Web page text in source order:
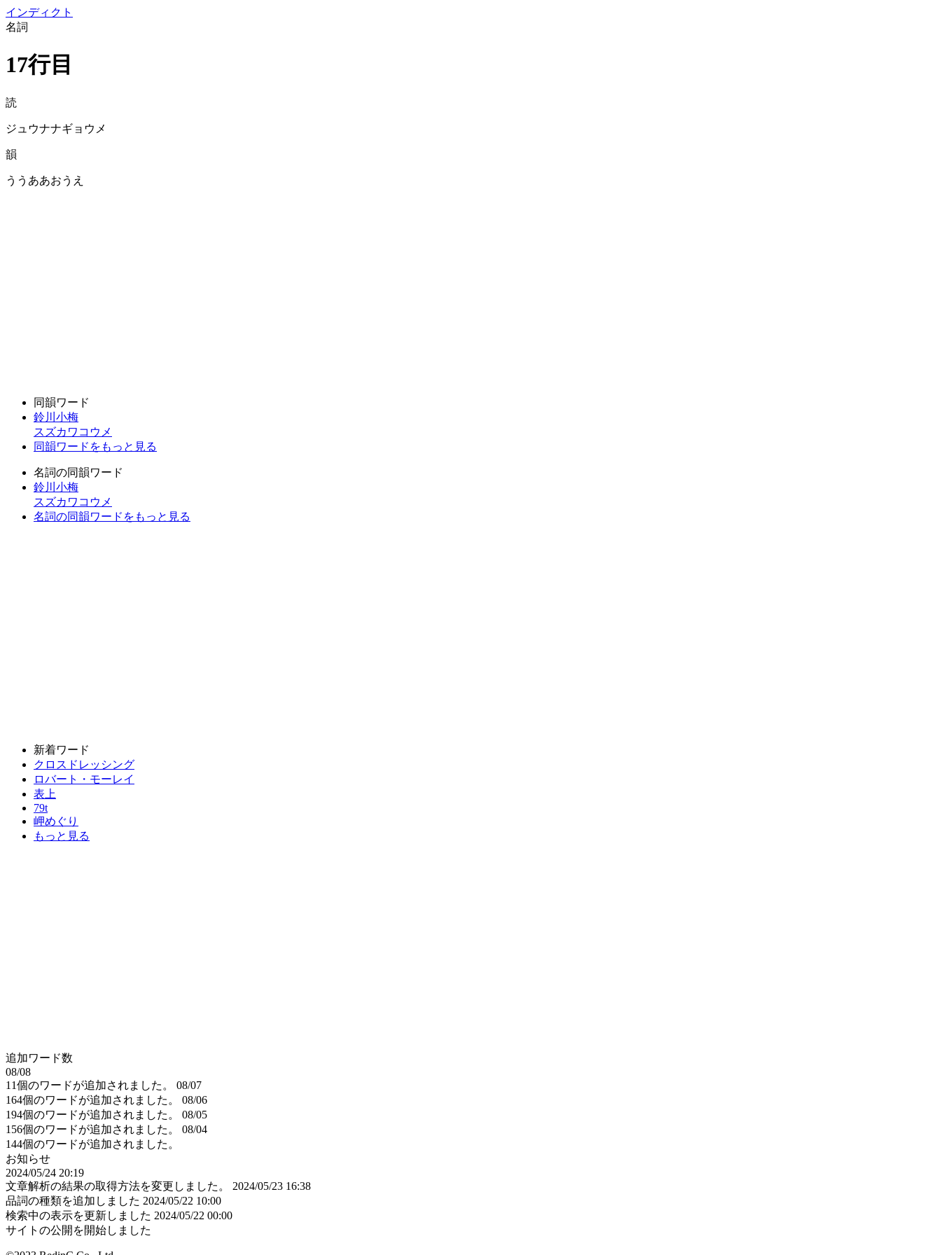
インディクト
名詞
17行目
読
ジュウナナギョウメ
韻
ううああおうえ
同韻ワード
鈴川小梅
スズカワコウメ
同韻ワードをもっと見る
名詞の同韻ワード
鈴川小梅
スズカワコウメ
名詞の同韻ワードをもっと見る
新着ワード
クロスドレッシング
ロバート・モーレイ
表上
79t
岬めぐり
もっと見る
追加ワード数
08/08
11個のワードが追加されました。
08/07
164個のワードが追加されました。
08/06
194個のワードが追加されました。
08/05
156個のワードが追加されました。
08/04
144個のワードが追加されました。
お知らせ
2024/05/24 20:19
文章解析の結果の取得方法を変更しました。
2024/05/23 16:38
品詞の種類を追加しました 2024/05/22 10:00
検索中の表示を更新しました 2024/05/22 00:00
サイトの公開を開始しました